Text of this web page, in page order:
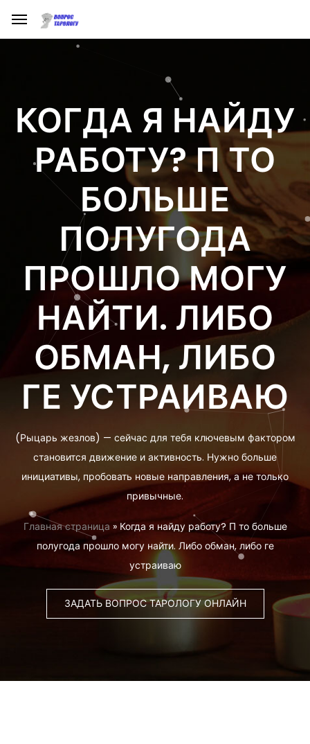
КОГДА Я НАЙДУ
РАБОТУ? П ТО
БОЛЬШЕ
ПОЛУГОДА
ПРОШЛО МОГУ
НАЙТИ. ЛИБО
ОБМАН, ЛИБО
ГЕ УСТРАИВАЮ
(Рыцарь жезлов) — сейчас для тебя ключевым фактором
становится движение и активность. Нужно больше
инициативы, пробовать новые направления, а не только
привычные.
Главная страница » Когда я найду работу? П то больше
полугода прошло могу найти. Либо обман, либо ге
устраиваю
ЗАДАТЬ ВОПРОС ТАРОЛОГУ ОНЛАЙН